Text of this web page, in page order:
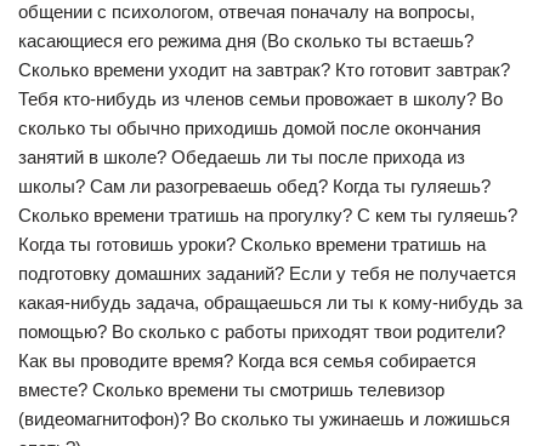
общении с психологом, отвечая поначалу на вопросы,
касающиеся его режима дня (Во сколько ты встаешь?
Сколько времени уходит на завтрак? Кто готовит завтрак?
Тебя кто-нибудь из членов семьи провожает в школу? Во
сколько ты обычно приходишь домой после окончания
занятий в школе? Обедаешь ли ты после прихода из
школы? Сам ли разогреваешь обед? Когда ты гуляешь?
Сколько времени тратишь на прогулку? С кем ты гуляешь?
Когда ты готовишь уроки? Сколько времени тратишь на
подготовку домашних заданий? Если у тебя не получается
какая-нибудь задача, обращаешься ли ты к кому-нибудь за
помощью? Во сколько с работы приходят твои родители?
Как вы проводите время? Когда вся семья собирается
вместе? Сколько времени ты смотришь телевизор
(видеомагнитофон)? Во сколько ты ужинаешь и ложишься